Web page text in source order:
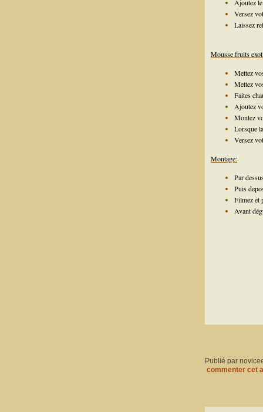
Ajoutez
Versez
Laissez
Mousse fruits
Mettez
Mettez
Faites
Ajoutez
Montez
Lorsque
Versez
Montage:
Par
Puis
Filmez et
Avant
Publié par
commenter cet